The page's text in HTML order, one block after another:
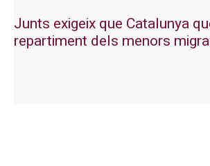
Junts exigeix que Catalunya
repartiment dels menors